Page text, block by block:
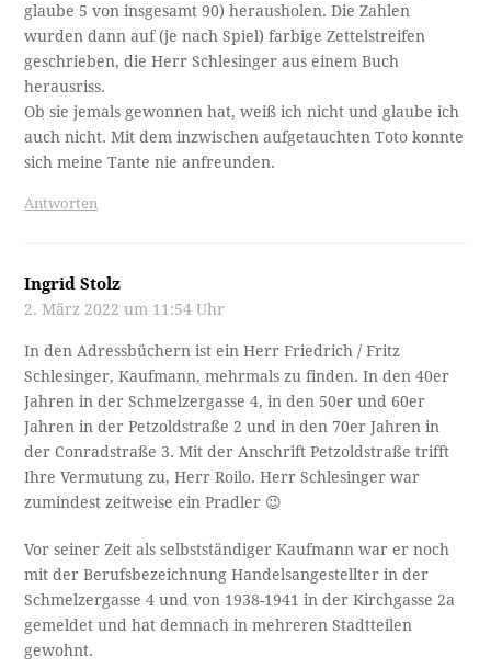
glaube 5 von insgesamt 90) herausholen. Die Zahlen
wurden dann auf (je nach Spiel) farbige Zettelstreifen
geschrieben, die Herr Schlesinger aus einem Buch
herausriss.
Ob sie jemals gewonnen hat, weiß ich nicht und glaube ich
auch nicht. Mit dem inzwischen aufgetauchten Toto konnte
sich meine Tante nie anfreunden.
Antworten
Ingrid Stolz
2. März 2022 um 11:54 Uhr
In den Adressbüchern ist ein Herr Friedrich / Fritz
Schlesinger, Kaufmann, mehrmals zu finden. In den 40er
Jahren in der Schmelzergasse 4, in den 50er und 60er
Jahren in der Petzoldstraße 2 und in den 70er Jahren in
der Conradstraße 3. Mit der Anschrift Petzoldstraße trifft
Ihre Vermutung zu, Herr Roilo. Herr Schlesinger war
zumindest zeitweise ein Pradler 😉
Vor seiner Zeit als selbstständiger Kaufmann war er noch
mit der Berufsbezeichnung Handelsangestellter in der
Schmelzergasse 4 und von 1938-1941 in der Kirchgasse 2a
gemeldet und hat demnach in mehreren Stadtteilen
gewohnt.